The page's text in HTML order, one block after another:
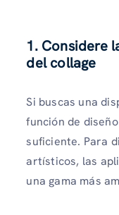
1. Considere
del collage
Si buscas una
función de
suficiente. Para
artísticos, las
una gama más